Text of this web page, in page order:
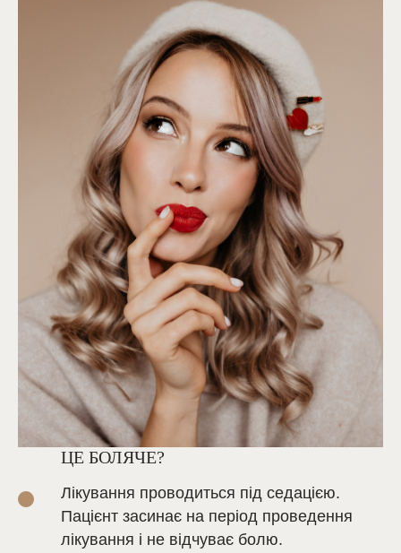
ЦЕ БОЛЯЧЕ?
Лікування проводиться під седацією.
Пацієнт засинає на період проведення
лікування і не відчуває болю.